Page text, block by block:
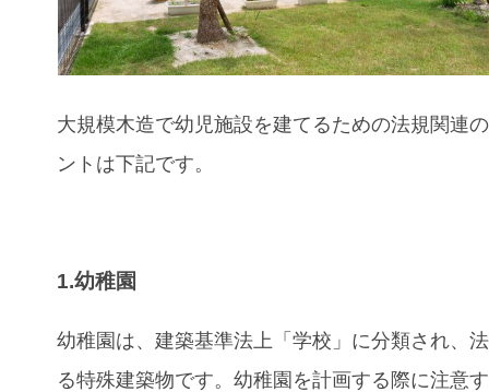
大規模木造で幼児施設を建てるための法規関連
ントは下記です。
1.幼稚園
幼稚園は、建築基準法上「学校」に分類され、
る特殊建築物です。幼稚園を計画する際に注意